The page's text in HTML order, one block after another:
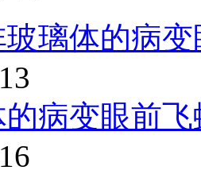
璃体的病
病变眼前